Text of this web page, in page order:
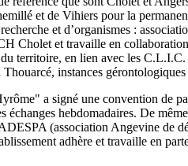
et de Vihiers pour la
et d’organismes :
Cholet et travaille en
territoire, en lien avec les
instances
a signé une convention de
échanges hebdomadaires. De
(association Angevine de
adhère et travaille en